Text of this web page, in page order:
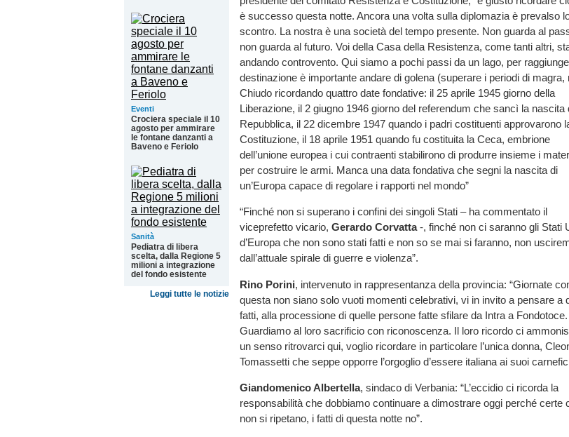
Eventi
Crociera speciale il 10
agosto per ammirare
le fontane danzanti a
Baveno e Feriolo
Sanità
Pediatra di libera
scelta, dalla Regione 5
milioni a integrazione
del fondo esistente
Leggi tutte le notizie
è successo questa notte. Ancora una volta sulla diplomazia è prevalso
scontro. La nostra è una società del tempo presente. Non guarda al
non guarda al futuro. Voi della Casa della Resistenza, come tanti altri,
andando controvento. Qui siamo a pochi passi da un lago, per
destinazione è importante andare di golena (superare i periodi di magra,
Chiudo ricordando quattro date fondative: il 25 aprile 1945 giorno della
Liberazione, il 2 giugno 1946 giorno del referendum che sancì la nascita
Repubblica, il 22 dicembre 1947 quando i padri costituenti approvarono
Costituzione, il 18 aprile 1951 quando fu costituita la Ceca, embrione
dell’unione europea i cui contraenti stabilirono di produrre insieme i
per costruire le armi. Manca una data fondativa che segni la nascita di
un’Europa capace di regolare i rapporti nel mondo”
“Finché non si superano i confini dei singoli Stati – ha commentato il
viceprefetto vicario, Gerardo Corvatta-, finché non ci saranno gli Stati
d’Europa che non sono stati fatti e non so se mai si faranno, non
dall’attuale spirale di guerre e violenza”.
Rino Porini, intervenuto in rappresentanza della provincia: “Giornate
questa non siano solo vuoti momenti celebrativi, vi in invito a pensare a
fatti, alla processione di quelle persone fatte sfilare da Intra a Fondotoce.
Guardiamo al loro sacrificio con riconoscenza. Il loro ricordo ci
un senso ritrovarci qui, voglio ricordare in particolare l’unica donna,
Tomassetti che seppe opporre l’orgoglio d’essere italiana ai suoi
Giandomenico Albertella, sindaco di Verbania: “L’eccidio ci ricorda la
responsabilità che dobbiamo continuare a dimostrare oggi perché certe
non si ripetano, i fatti di questa notte no”.